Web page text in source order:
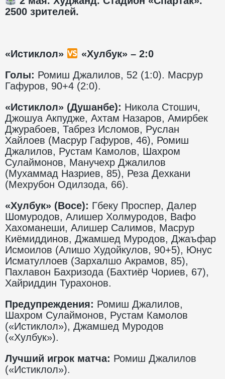
2500 зрителей.
«Истиклол»
«Хулбук» – 2:0
Голы: Ромиш Джалилов, 52 (1:0). Масрур
Гафуров, 90+4 (2:0).
«Истиклол» (Душанбе): Никола Стошич,
Джошуа Акпудже, Ахтам Назаров, Амирбек
Джурабоев, Табрез Исломов, Руслан
Хайлоев (Масрур Гафуров, 46), Ромиш
Джалилов, Рустам Камолов, Шахром
Сулаймонов, Манучехр Джалилов
(Мухаммад Назриев, 85), Реза Дехкани
(Мехрубон Одилзода, 66).
«Хулбук» (Восе): Гбеку Проспер, Далер
Шомуродов, Алишер Холмуродов, Вафо
Хахоманеши, Алишер Салимов, Масрур
Киёмиддинов, Джамшед Муродов, Джаъфар
Исмоилов (Алишо Худойкулов, 90+5), Юнус
Исматуллоев (Зархалшо Акрамов, 85),
Пахлавон Бахризода (Бахтиёр Чориев, 67),
Хайриддин Турахонов.
Предупреждения: Ромиш Джалилов,
Шахром Сулаймонов, Рустам Камолов
(«Истиклол»), Джамшед Муродов
(«Хулбук»).
Лучший игрок матча: Ромиш Джалилов
(«Истиклол»).